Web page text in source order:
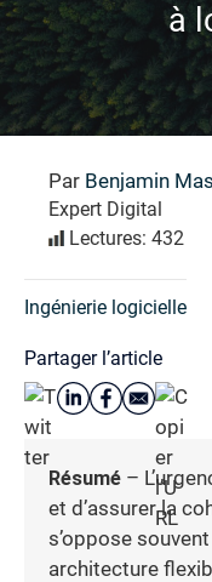
à
Par Benjamin
Expert Digital
Lectures: 432
Ingénierie logicielle
Partager l’article
Résumé –
et d’assurer la
s’oppose
architecture